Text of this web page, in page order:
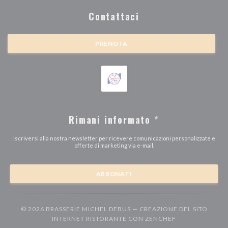
Contattaci
PRENOTA
Rimani informato *
Iscriversi alla nostra newsletter per ricevere comunicazioni personalizzate e
offerte di marketing via e-mail.
ABBONATI
© 2026 BRASSERIE MICHEL DEBUS — CREAZIONE DEL SITO
INTERNET RISTORANTE CON ZENCHEF